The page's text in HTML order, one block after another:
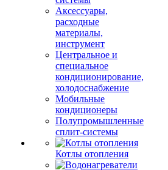
Аксессуары,
расходные
материалы,
инструмент
Центральное и
специальное
кондиционирование,
холодоснабжение
Мобильные
кондиционеры
Полупромышленные
сплит-системы
Котлы отопления